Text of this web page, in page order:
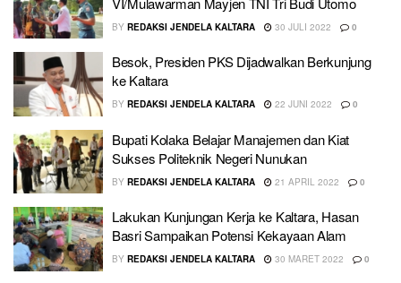
BY REDAKSI JENDELA KALTARA 30 JULI 2022 0
Besok, Presiden PKS Dijadwalkan Berkunjung
ke Kaltara
BY REDAKSI JENDELA KALTARA 22 JUNI 2022 0
Bupati Kolaka Belajar Manajemen dan Kiat
Sukses Politeknik Negeri Nunukan
BY REDAKSI JENDELA KALTARA 21 APRIL 2022 0
Lakukan Kunjungan Kerja ke Kaltara, Hasan
Basri Sampaikan Potensi Kekayaan Alam
BY REDAKSI JENDELA KALTARA 30 MARET 2022 0